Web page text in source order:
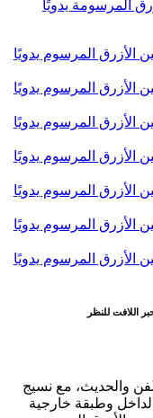
اللافت للنظر
والحديث، مع نسيج
وطبقة خارجية